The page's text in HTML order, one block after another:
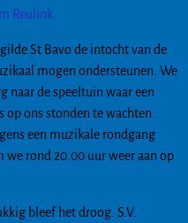
Reulink
St Bavo de intocht van de
mogen ondersteunen. We
naar de speeltuin waar een
op ons stonden te wachten.
een muzikale rondgang
rond 20.00 uur weer aan op
bleef het droog. S.V.